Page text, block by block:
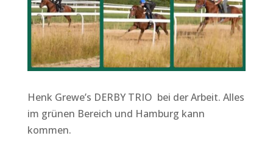
Henk Grewe’s DERBY TRIO bei der Arbeit. Alles
im grünen Bereich und Hamburg kann
kommen.